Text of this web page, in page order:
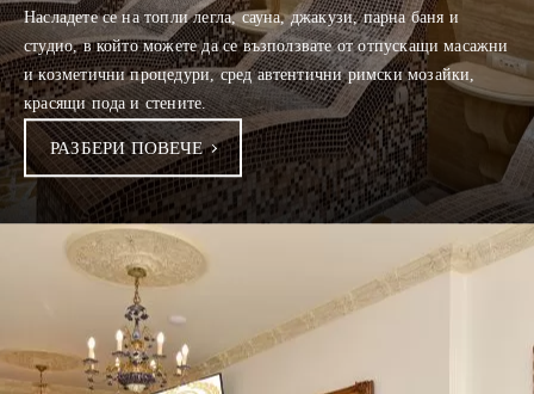
Насладете се на топли легла, сауна, джакузи, парна баня и
студио, в който можете да се възползвате от отпускащи масажни
и козметични процедури, сред автентични римски мозайки,
красящи пода и стените.
РАЗБЕРИ ПОВЕЧЕ